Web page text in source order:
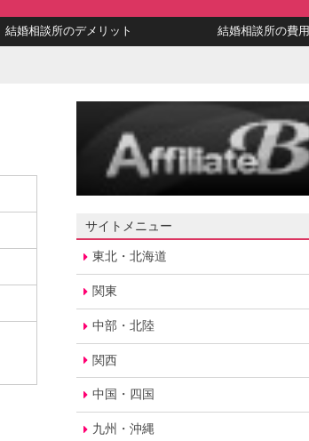
結婚相談所のデメリット 結婚相談所の費用
サイトメニュー
東北・北海道
関東
中部・北陸
関西
中国・四国
九州・沖縄